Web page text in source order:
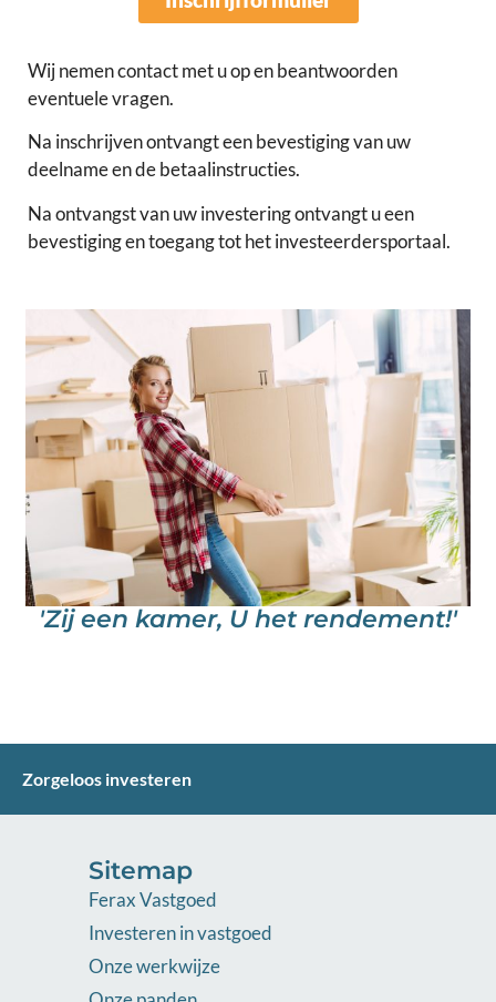
Wij nemen contact met u op en beantwoorden
eventuele vragen.
Na inschrijven ontvangt een bevestiging van uw
deelname en de betaalinstructies.
Na ontvangst van uw investering ontvangt u een
bevestiging en toegang tot het investeerdersportaal.
'Zij een kamer, U het rendement!'
Zorgeloos investeren
Sitemap
Ferax Vastgoed
Investeren in vastgoed
Onze werkwijze